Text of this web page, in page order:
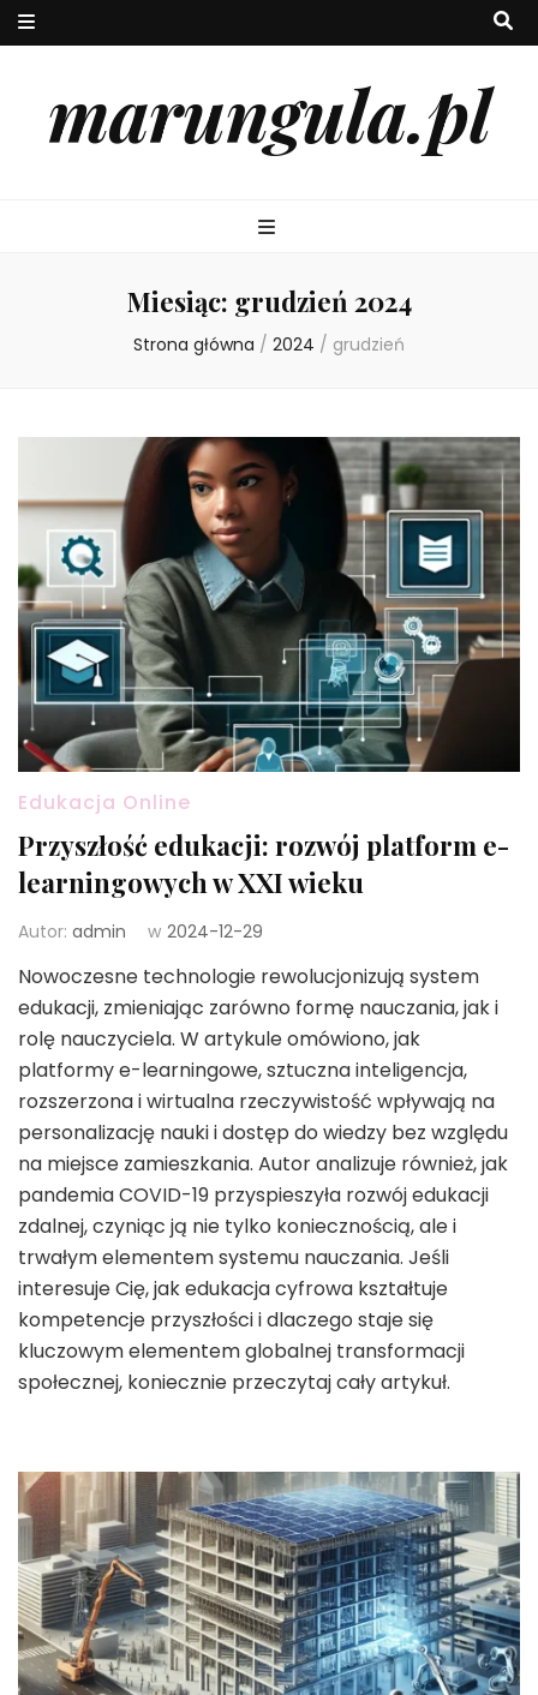
marungula.pl
Miesiąc: grudzień 2024
Strona główna / 2024 / grudzień
Edukacja Online
Przyszłość edukacji: rozwój platform e-
learningowych w XXI wieku
Autor: admin w 2024-12-29
Nowoczesne technologie rewolucjonizują system
edukacji, zmieniając zarówno formę nauczania, jak i
rolę nauczyciela. W artykule omówiono, jak
platformy e-learningowe, sztuczna inteligencja,
rozszerzona i wirtualna rzeczywistość wpływają na
personalizację nauki i dostęp do wiedzy bez względu
na miejsce zamieszkania. Autor analizuje również, jak
pandemia COVID-19 przyspieszyła rozwój edukacji
zdalnej, czyniąc ją nie tylko koniecznością, ale i
trwałym elementem systemu nauczania. Jeśli
interesuje Cię, jak edukacja cyfrowa kształtuje
kompetencje przyszłości i dlaczego staje się
kluczowym elementem globalnej transformacji
społecznej, koniecznie przeczytaj cały artykuł.